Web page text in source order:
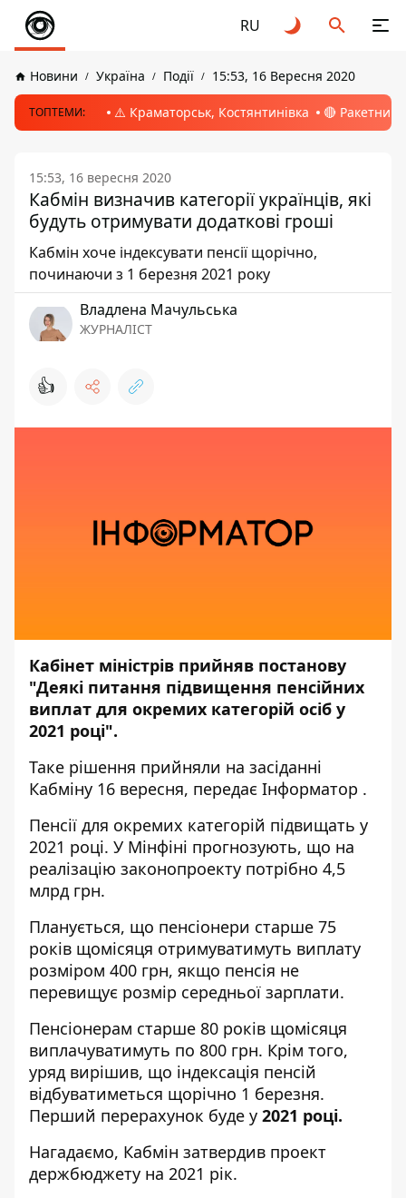
RU
Новини Україна Події 15:53, 16 Вересня 2020
ТОПТЕМИ: ⚠️ Краматорськ, Костянтинівка 🔴 Ракетний
15:53, 16 вересня 2020
Кабмін визначив категорії українців, які
будуть отримувати додаткові гроші
Кабмін хоче індексувати пенсії щорічно,
починаючи з 1 березня 2021 року
Владлена Мачульська
ЖУРНАЛІСТ
👍
Кабінет міністрів прийняв постанову
"Деякі питання підвищення пенсійних
виплат для окремих категорій осіб у
2021 році".
Таке рішення прийняли на засіданні
Кабміну 16 вересня, передає Інформатор .
Пенсії для окремих категорій підвищать у
2021 році. У Мінфіні прогнозують, що на
реалізацію законопроекту потрібно 4,5
млрд грн.
Планується, що пенсіонери старше 75
років щомісяця отримуватимуть виплату
розміром 400 грн, якщо пенсія не
перевищує розмір середньої зарплати.
Пенсіонерам старше 80 років щомісяця
виплачуватимуть по 800 грн. Крім того,
уряд вирішив, що індексація пенсій
відбуватиметься щорічно 1 березня.
Перший перерахунок буде у 2021 році.
Нагадаємо, Кабмін затвердив проект
держбюджету на 2021 рік.